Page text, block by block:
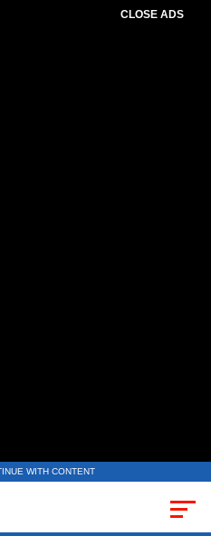
CLOSE ADS
WITH CONTENT